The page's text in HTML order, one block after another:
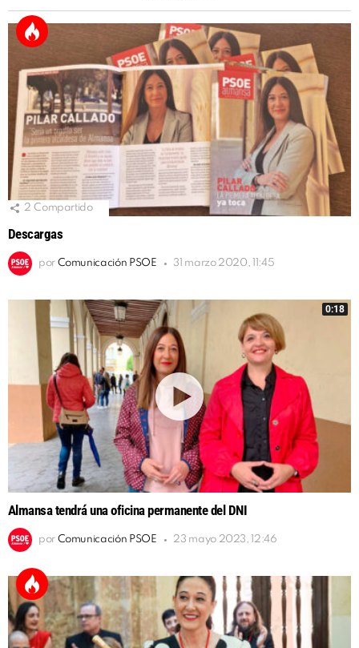
2 Compartido
Descargas
por Comunicación PSOE 31 marzo 2020, 11:45
0:18
Almansa tendrá una oficina permanente del DNI
por Comunicación PSOE 23 mayo 2023, 12:46